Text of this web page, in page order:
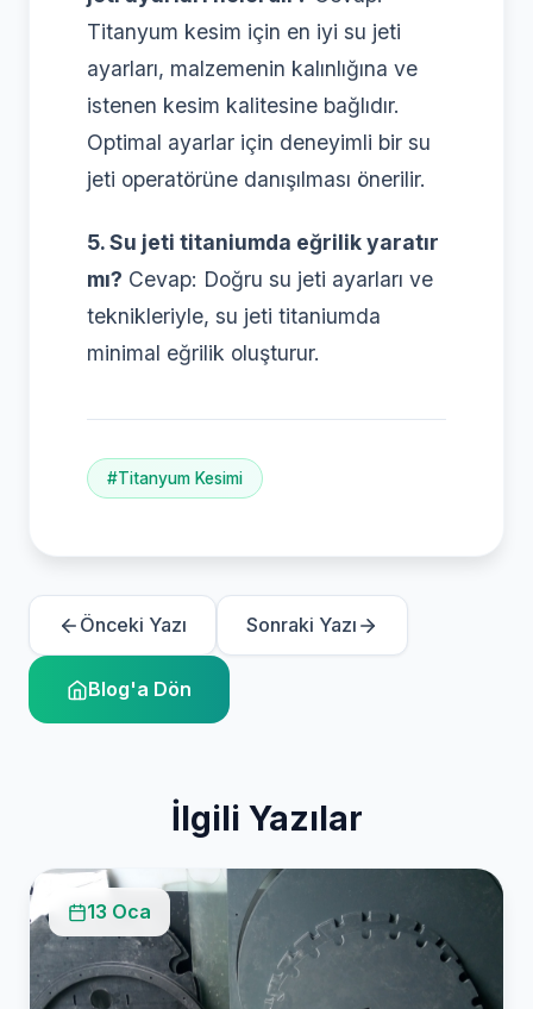
Titanyum kesim için en iyi su jeti
ayarları, malzemenin kalınlığına ve
istenen kesim kalitesine bağlıdır.
Optimal ayarlar için deneyimli bir su
jeti operatörüne danışılması önerilir.
5. Su jeti titaniumda eğrilik yaratır
mı? Cevap: Doğru su jeti ayarları ve
teknikleriyle, su jeti titaniumda
minimal eğrilik oluşturur.
#Titanyum Kesimi
Önceki Yazı Sonraki Yazı
Blog'a Dön
İlgili Yazılar
13 Oca